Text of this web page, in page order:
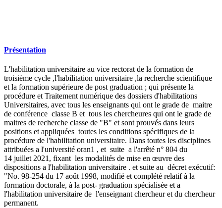
Présentation
L'habilitation universitaire au vice rectorat de la formation de
troisième cycle ,l'habilitation universitaire ,la recherche scientifique
et la formation supérieure de post graduation ; qui présente la
procédure et Traitement numérique des dossiers d'habilitations
Universitaires, avec tous les enseignants qui ont le grade de maitre
de conférence classe B et tous les chercheures qui ont le grade de
maitres de recherche classe de "B" et sont prouvés dans leurs
positions et appliquées toutes les conditions spécifiques de la
procédure de l'habilitation universitaire. Dans toutes les disciplines
attribuées a l'université oran1 , et suite a l'arrêté n° 804 du
14 juillet 2021, fixant les modalités de mise en œuvre des
dispositions a l'habilitation universitaire . et suite au décret exécutif:
"No. 98-254 du 17 août 1998, modifié et complété relatif à la
formation doctorale, à la post- graduation spécialisée et a
l'habilitation universitaire de l'enseignant chercheur et du chercheur
permanent.